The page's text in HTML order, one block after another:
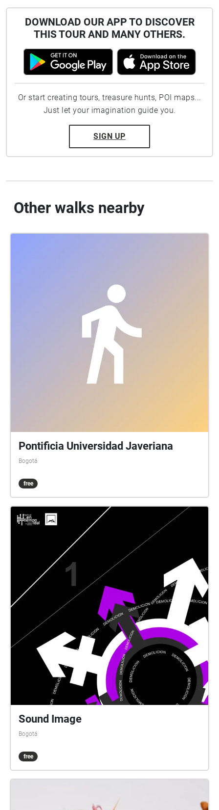
DOWNLOAD OUR APP TO DISCOVER
THIS TOUR AND MANY OTHERS.
Or start creating tours, treasure hunts, POI maps...
Just let your imagination guide you.
SIGN UP
Other walks nearby
Pontificia Universidad Javeriana
Bogotá
free
Sound Image
Bogotá
free